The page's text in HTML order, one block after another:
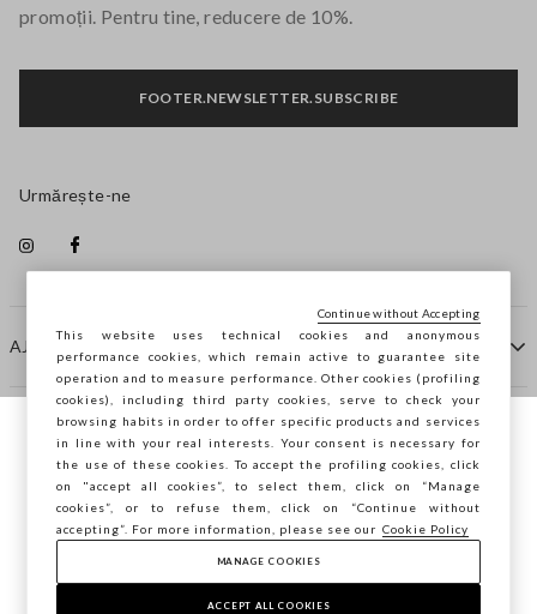
AJUTOR
COMPANIE
CONTACTE
promoții. Pentru tine, reducere de 10%.
FOOTER.NEWSLETTER.SUBSCRIBE
Urmărește-ne
Copyright © Ovs S.p.A. P.Iva 04240010274 - Cap. Soc.
290.923.470 -2.4.0
Navighezi pe STEFANEL Italia, vrei să
salvezi locația ta?
CONFIRMĂ
This website uses technical cookies and anonymous
performance cookies, which remain active to guarantee site
operation and to measure performance. Other cookies (profiling
cookies), including third party cookies, serve to check your
browsing habits in order to offer specific products and services
in line with your real interests. Your consent is necessary for
the use of these cookies. To accept the profiling cookies, click
on "accept all cookies”, to select them, click on “Manage
cookies”, or to refuse them, click on “Continue without
accepting”. For more information, please see our Cookie Policy
MANAGE COOKIES
ACCEPT ALL COOKIES
Continue without Accepting